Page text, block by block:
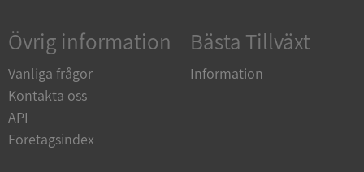
Övrig information
Vanliga frågor
Kontakta oss
API
Företagsindex
Bästa Tillväxt
Information
Privacy Policy